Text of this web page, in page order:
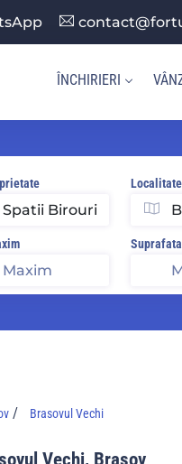
ÎNCHIRIERI
Localitate
/ Brasovul Vechi
Vechi, Brasov